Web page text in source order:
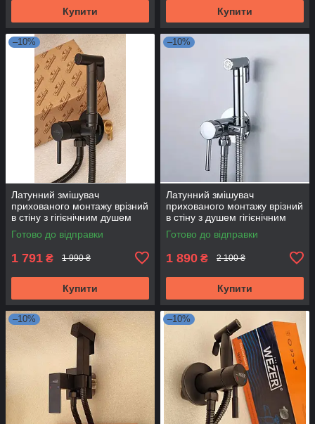
Купити Купити
–10%
Латунний змішувач
прихованого монтажу врізний
в стіну з гігієнічним душем
чорного кольору
HansbergAURASL04K BL
Готово до відправки
1 791 ₴ 1 990 ₴
Купити
–10%
Латунний змішувач
прихованого монтажу врізний
в стіну з душем гігієнічним
Hansberg AURA SL-04K з
комплектом
Готово до відправки
1 890 ₴ 2 100 ₴
Купити
–10% –10%